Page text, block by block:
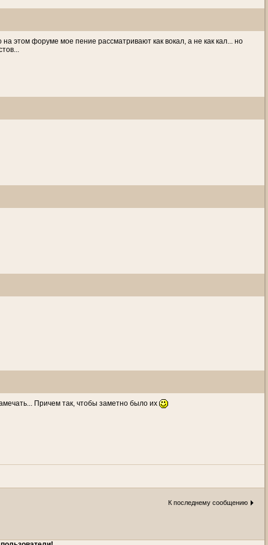
этом форуме мое пение рассматривают как вокал, а не как кал... но
Причем так, чтобы заметно было их
К последнему сообщению